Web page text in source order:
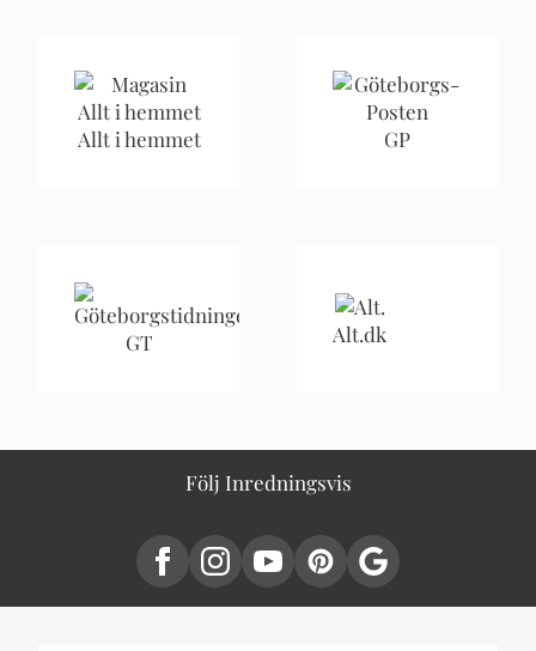
Allt i hemmet GP
GT Alt.dk
Följ Inredningsvis